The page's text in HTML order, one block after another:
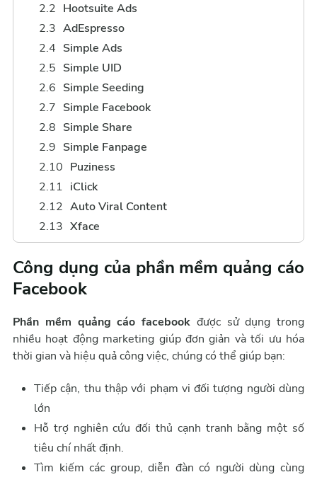
Hootsuite Ads
AdEspresso
Simple Ads
Simple UID
Simple Seeding
Simple Facebook
Simple Share
Simple Fanpage
Puziness
iClick
Auto Viral Content
Xface
Công dụng của phần mềm quảng cáo
Facebook
Phần mềm quảng cáo facebook được sử dụng trong
nhiều hoạt động marketing giúp đơn giản và tối ưu hóa
thời gian và hiệu quả công việc, chúng có thể giúp bạn:
Tiếp cận, thu thập với phạm vi đối tượng người dùng
lớn
Hỗ trợ nghiên cứu đối thủ cạnh tranh bằng một số
tiêu chí nhất định.
Tìm kiếm các group, diễn đàn có người dùng cùng